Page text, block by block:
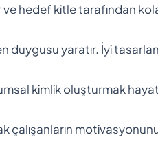
ve hedef kitle tarafından
yaratır. İyi
kimlik oluşturmak
motivasyonunu